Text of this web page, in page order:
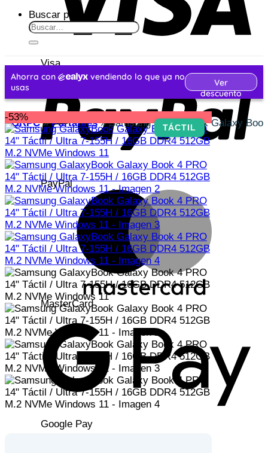
Visa
PayPal
MasterCard
Google Pay
Buscar por:
VORPC » Portátiles » Samsung GalaxyBook Galaxy
TÁCTIL
-53%